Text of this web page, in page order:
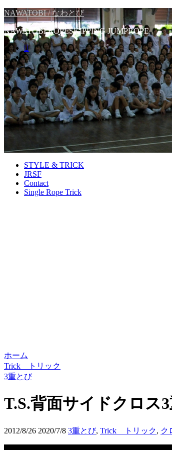
NAWATOBI / なわとび
NAWATOBI ROPESKIPPING JUMPROPE
STYLE & TRICK
JRSF
Contact
Single Rope Trick
ホーム
Trick トリック
3重とび
T.S.背面サイドクロス3
2012/8/26 2020/7/8 3重とび, Trick トリック, ク